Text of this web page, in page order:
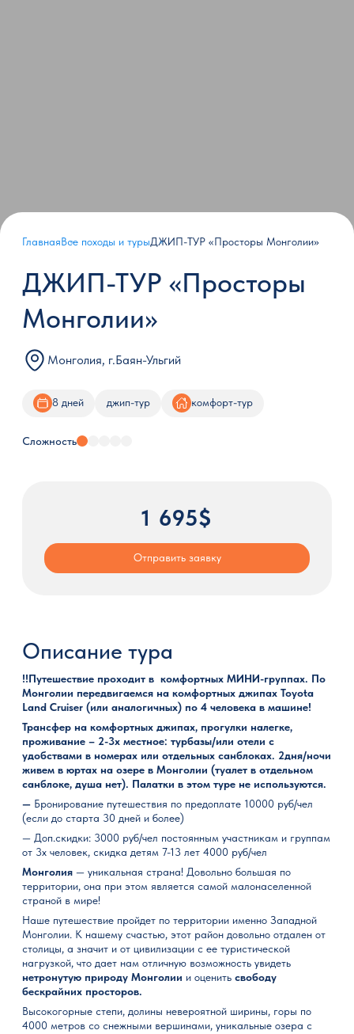
ГлавнаяВсе походы и турыДЖИП-ТУР «Просторы Монголии»
ДЖИП-ТУР «Просторы
Монголии»
Монголия, г.Баян-Ульгий
8 дней джип-тур комфорт-тур
Сложность
1 695$
Отправить заявку
Описание тура
!!Путешествие проходит в комфортных МИНИ-группах. По
Монголии передвигаемся на комфортных джипах Toyota
Land Cruiser (или аналогичных) по 4 человека в машине!
Трансфер на комфортных джипах, прогулки налегке,
проживание – 2-3х местное: турбазы/или отели с
удобствами в номерах или отдельных санблоках. 2дня/ночи
живем в юртах на озере в Монголии (туалет в отдельном
санблоке, душа нет). Палатки в этом туре не используются.
— Бронирование путешествия по предоплате 10000 руб/чел
(если до старта 30 дней и более)
— Доп.скидки: 3000 руб/чел постоянным участникам и группам
от 3х человек, скидка детям 7-13 лет 4000 руб/чел
Монголия — уникальная страна! Довольно большая по
территории, она при этом является самой малонаселенной
страной в мире!
Наше путешествие пройдет по территории именно Западной
Монголии. К нашему счастью, этот район довольно отдален от
столицы, а значит и от цивилизации с ее туристической
нагрузкой, что дает нам отличную возможность увидеть
нетронутую природу Монголии и оценить свободу
бескрайних просторов.
Высокогорные степи, долины невероятной ширины, горы по
4000 метров со снежными вершинами, уникальные озера с